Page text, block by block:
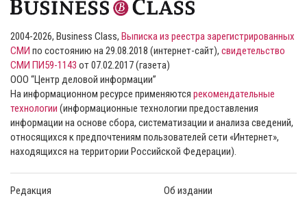
2004-2026, Business Class, Выписка из реестра зарегистрированных
СМИ по состоянию на 29.08.2018 (интернет-сайт), свидетельство
СМИ ПИ59-1143 от 07.02.2017 (газета)
ООО “Центр деловой информации”
На информационном ресурсе применяются рекомендательные
технологии (информационные технологии предоставления
информации на основе сбора, систематизации и анализа сведений,
относящихся к предпочтениям пользователей сети «Интернет»,
находящихся на территории Российской Федерации).
Редакция Об издании